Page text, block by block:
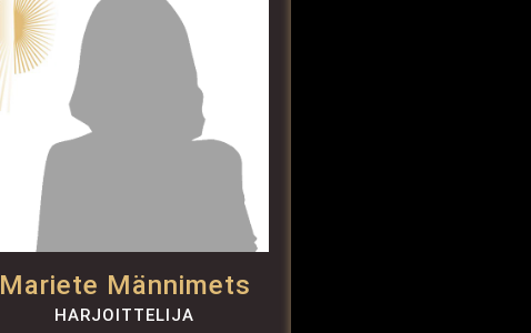
Mariete Männimets
HARJOITTELIJA